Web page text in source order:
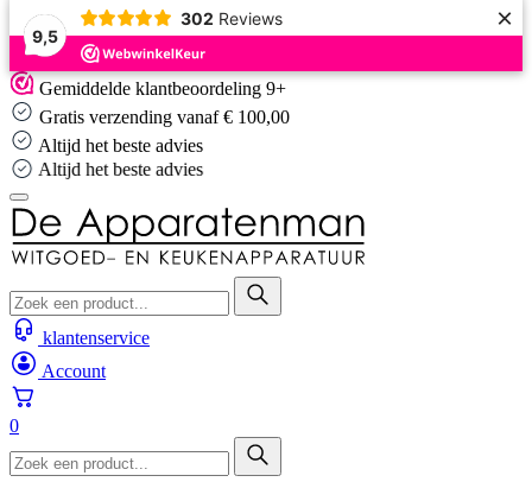
9,5
302 Reviews ×
Skip
to
content
Gemiddelde klantbeoordeling 9+
Gratis verzending vanaf € 100,00
Altijd het beste advies
Altijd het beste advies
klantenservice
Account
0